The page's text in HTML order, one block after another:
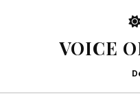
VOICE